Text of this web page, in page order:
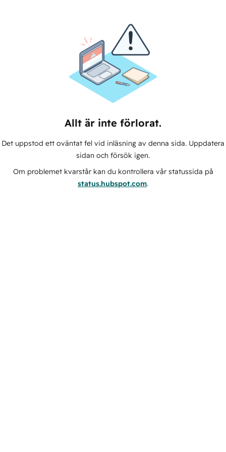
Allt är inte förlorat.
Det uppstod ett oväntat fel vid inläsning av denna sida. Uppdatera
sidan och försök igen.
Om problemet kvarstår kan du kontrollera vår statussida på
status.hubspot.com.